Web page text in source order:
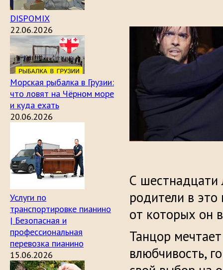
DISPOMIX
22.06.2026
Морская рыбалка в Грузии:
что ловят на Чёрном море
и куда ехать
20.06.2026
Услуги по
транспортировке пианино
| Безопасная и
профессиональная
перевозка пианино
15.06.2026
С шестнадцати
родители в это
от которых он
Танцор
влюбчивость,